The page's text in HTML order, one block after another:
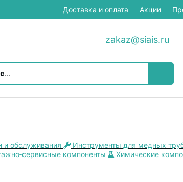
Доставка и оплата Акции
zakaz@siais.ru
и обслуживания Инструменты для медных
компоненты Химические